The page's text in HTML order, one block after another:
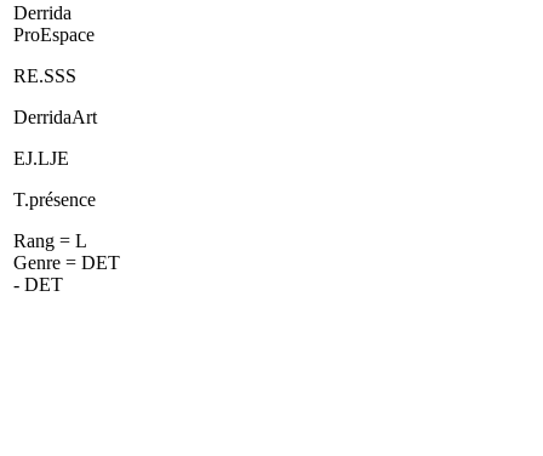
Derrida
ProEspace
RE.SSS
DerridaArt
EJ.LJE
T.présence
Rang = L
Genre = DET
- DET